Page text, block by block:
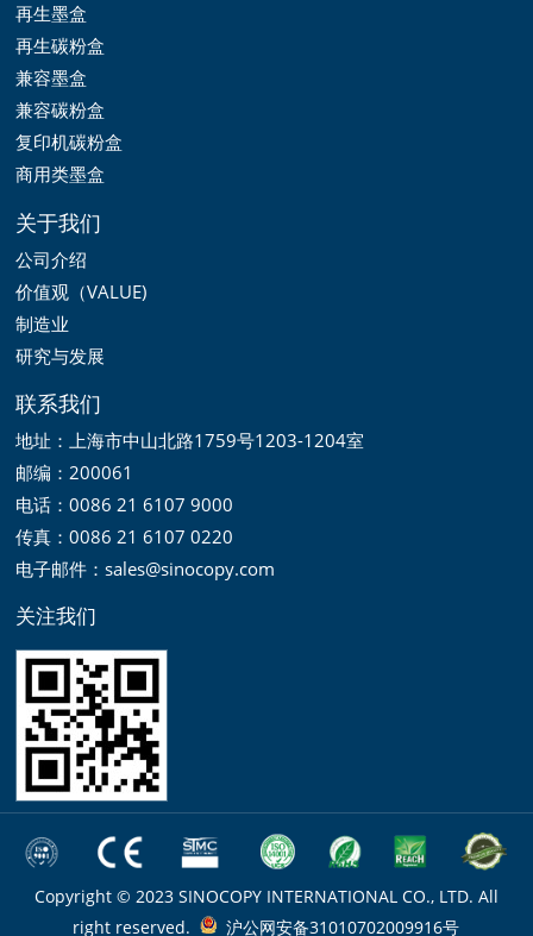
再生墨盒
再生碳粉盒
兼容墨盒
兼容碳粉盒
复印机碳粉盒
商用类墨盒
关于我们
公司介绍
价值观（VALUE)
制造业
研究与发展
联系我们
地址：上海市中山北路1759号1203-1204室
邮编：200061
电话：0086 21 6107 9000
传真：0086 21 6107 0220
电子邮件：sales@sinocopy.com
关注我们
Copyright © 2023 SINOCOPY INTERNATIONAL CO., LTD. All
right reserved.
沪公网安备31010702009916号